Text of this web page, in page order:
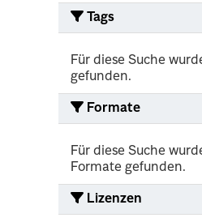
Tags
Für diese Suche
gefunden.
Formate
Für diese Suche
Formate gefunden.
Lizenzen